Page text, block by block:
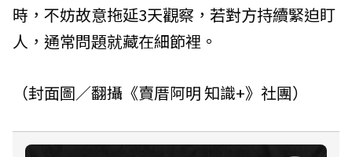
時，不妨故意拖延3天觀察，若對方持續緊迫盯
人，通常問題就藏在細節裡。
（封面圖／翻攝《賣厝阿明 知識+》社團）